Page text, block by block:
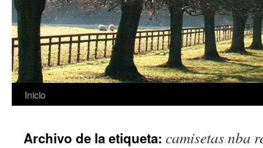
Saltar
contenido
Inicio
Archivo de la etiqueta: camisetas nba